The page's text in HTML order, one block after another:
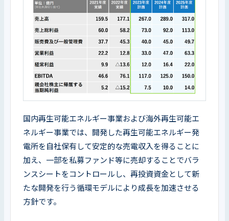
国内再生可能エネルギー事業および海外再生可能エ
ネルギー事業では、開発した再生可能エネルギー発
電所を自社保有して安定的な売電収入を得ることに
加え、一部を私募ファンド等に売却することでバラ
ンスシートをコントロールし、再投資資金として新
たな開発を行う循環モデルにより成長を加速させる
方針です。